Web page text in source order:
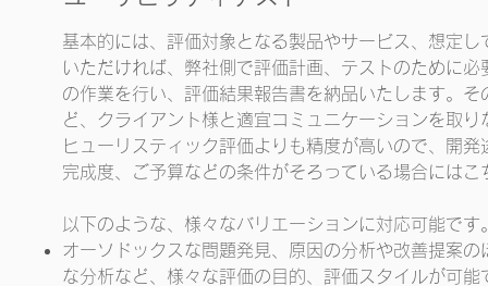
基本的には、評価対象となる製品やサービス、想定
いただければ、弊社側で評価計画、テストのために
の作業を行い、評価結果報告書を納品いたします。
ど、クライアント様と適宜コミュニケーションを取り
ヒューリスティック評価よりも精度が高いので、開
完成度、ご予算などの条件がそろっている場合には
以下のような、様々なバリエーションに対応可能です
オーソドックスな問題発見、原因の分析や改善提案
な分析など、様々な評価の目的、評価スタイルが可能